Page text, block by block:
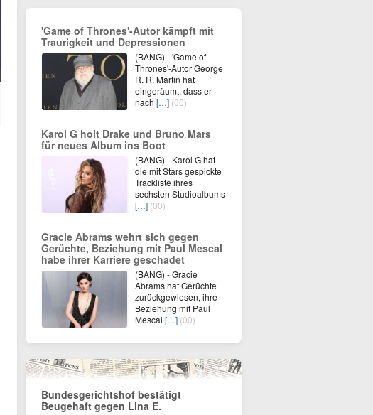
'Game of Thrones'-Autor kämpft mit
Traurigkeit und Depressionen
(BANG) - 'Game of
Thrones'-Autor George
R. R. Martin hat
eingeräumt, dass er
nach […] (00)
Karol G holt Drake und Bruno Mars
für neues Album ins Boot
(BANG) - Karol G hat
die mit Stars gespickte
Trackliste ihres
sechsten Studioalbums
[…] (00)
Gracie Abrams wehrt sich gegen
Gerüchte, Beziehung mit Paul Mescal
habe ihrer Karriere geschadet
(BANG) - Gracie
Abrams hat Gerüchte
zurückgewiesen, ihre
Beziehung mit Paul
Mescal […] (00)
Bundesgerichtshof bestätigt
Beugehaft gegen Lina E.